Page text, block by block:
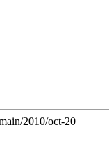
2010/oct-20